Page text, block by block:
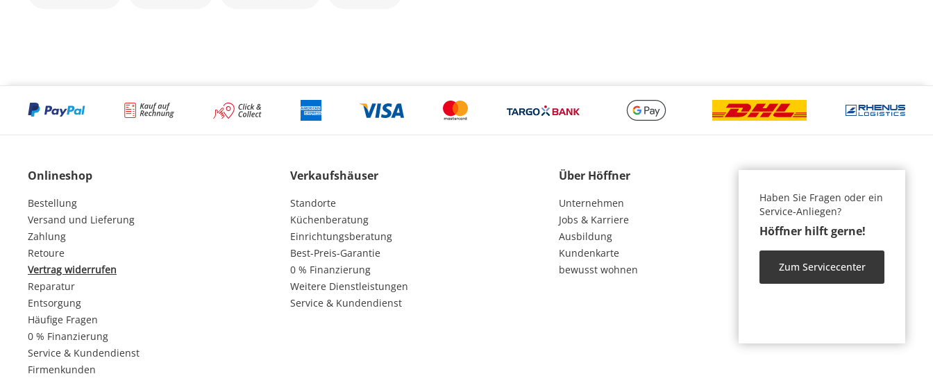
Onlineshop
Bestellung
Versand und Lieferung
Zahlung
Retoure
Vertrag widerrufen
Reparatur
Entsorgung
Häufige Fragen
0 % Finanzierung
Service & Kundendienst
Firmenkunden
Verkaufshäuser
Standorte
Küchenberatung
Einrichtungsberatung
Best-Preis-Garantie
0 % Finanzierung
Weitere Dienstleistungen
Service & Kundendienst
Über Höffner
Unternehmen
Jobs & Karriere
Ausbildung
Kundenkarte
bewusst wohnen
Haben Sie Fragen oder ein
Service-Anliegen?
Höffner hilft gerne!
Zum Servicecenter